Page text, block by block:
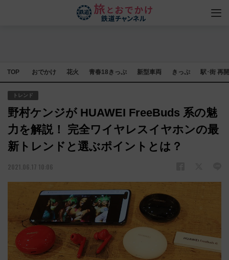
TOP おでかけ 花火 青春18きっぷ 新型車両 きっぷ 駅･街 再
トレンド
野村ケンジが HUAWEI FreeBuds 系の魅
力を解説！ 完全ワイヤレスイヤホンの最
新トレンドと選ぶポイントとは？
2021.06.17 10:06